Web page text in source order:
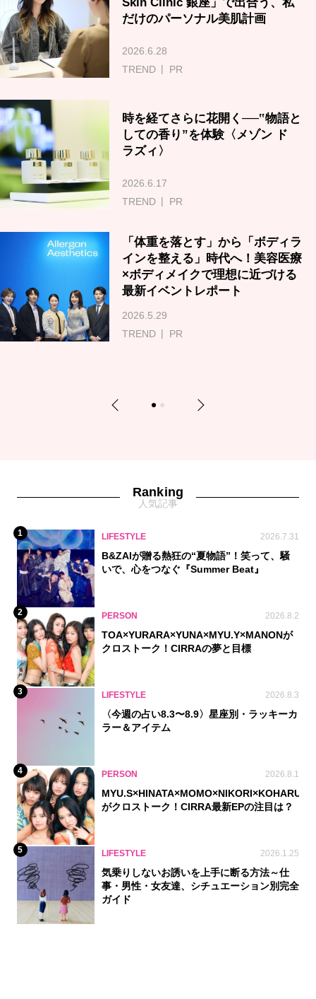
だけのパーソナル美肌計画
2026.6.28
TREND
PR
時を経てさらに花開く──‟物語と
しての香り”を体験〈メゾン ド
ラズィ〉
2026.6.17
TREND
PR
「体重を落とす」から「ボディラ
インを整える」時代へ！美容医療
×ボディメイクで理想に近づける
最新イベントレポート
2026.5.29
TREND
PR
Previous 1 2 Next
Ranking
人気記事
1 LIFESTYLE 2026.7.31
B&ZAIが贈る熱狂の“夏物語”！笑って、騒
いで、心をつなぐ『Summer Beat』
2 PERSON 2026.8.2
TOA×YURARA×YUNA×MYU.Y×MANONが
クロストーク！CIRRAの夢と目標
3 LIFESTYLE 2026.8.3
〈今週の占い8.3〜8.9〉星座別・ラッキーカ
ラー＆アイテム
4 PERSON 2026.8.1
MYU.S×HINATA×MOMO×NIKORI×KOHARU
がクロストーク！CIRRA最新EPの注目は？
5 LIFESTYLE 2026.1.25
気乗りしないお誘いを上手に断る方法～仕
事・男性・女友達、シチュエーション別完全
ガイド